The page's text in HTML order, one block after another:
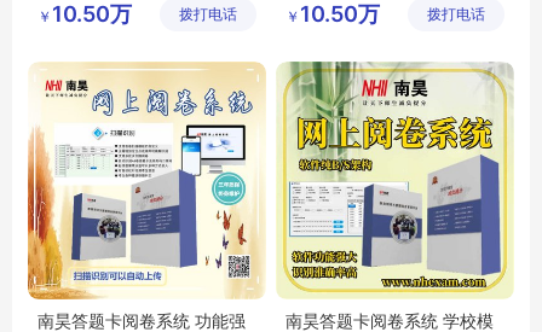
计算机阅卷
答题卡阅卷系统
技发展有
￥ 10.50万 拨打电话
高考阅卷系统
考试阅卷系统
技发展有
￥ 10.50万 拨打电话
南昊答题卡阅卷系统 功能强
南昊答题卡阅卷系统 学校模